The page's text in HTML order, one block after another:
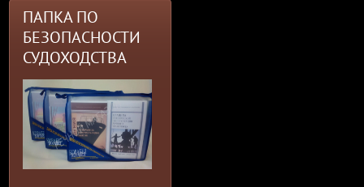
ПАПКА ПО
БЕЗОПАСНОСТИ
СУДОХОДСТВА